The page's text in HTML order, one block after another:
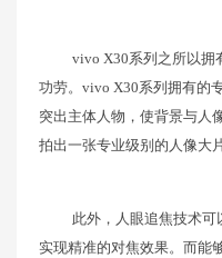
vivo X30系列之所以拥
功劳。vivo X30系列拥有的
突出主体人物，使背景与人
拍出一张专业级别的人像大片
此外，人眼追焦技术可
实现精准的对焦效果。而能